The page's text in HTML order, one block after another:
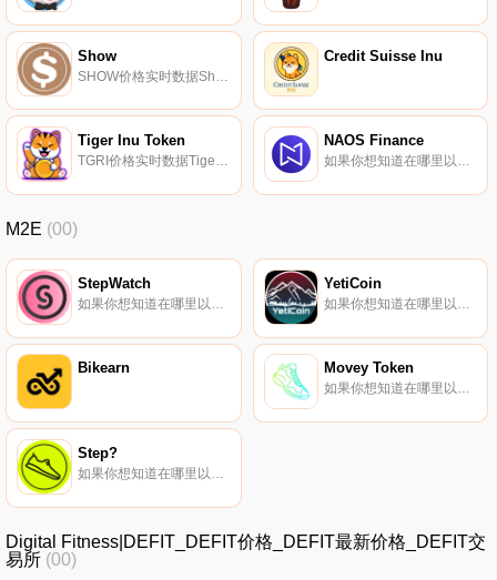
Show Credit Suisse Inu
Tiger Inu Token
TGRI价格实时数据Tiger Inu——黄色Shiba Inu——是投资者通过其自己的去中心化交易所、股权平台和私人仪表板获得的可持续代币！Pancakeswap将于1月9日推出.
NAOS Finance
如果你想知道在哪里以当前价格购买NAOS Finance,目前交易{NAOS Finance]股票的顶级加密货币交易所是Bitrue、LBank、Gate.io、MEXC和PancakeSwap（V2）。您可以在我们的加密货币交易所页面上找到其他列表.
M2E (00)
StepWatch YetiCoin
Bikearn Movey Token
如果你想知道在哪里以当前价格购买Movey Token,目前交易{Movey Token]股票的顶级加密货币交易所是PancakeSwap（V2）。您可以在我们的加密货币交易所页面上找到其他列表.
Step?
如果你想知道在哪里以当前价格购买Step?,目前交易{Step?]股票的顶级加密货币交易所是LBank、BitMart和PancakeSwap（V2）。您可以在我们的加密货币交易所页面上找到其他列表。当你锻炼并保持健康时,可以获得加密货币奖励.
Digital Fitness|DEFIT_DEFIT价格_DEFIT最新价格_DEFIT交
易所 (00)